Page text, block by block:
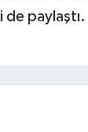
paylaştı.